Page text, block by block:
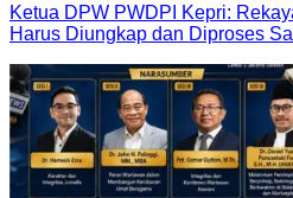
Ketua DPW PWDPI Kepri:
Harus Diungkap dan Diproses